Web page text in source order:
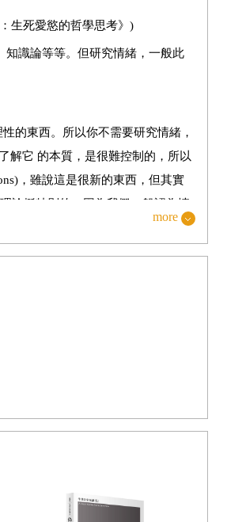
生死愛慾的哲學思考》)
知識論等等。但研究情緒，一般此
的東西。所以你不需要研究情緒，
解它 的本質，是很難控制的，所以
，雖說這是很新的東西，但其實
論挺特別的，因為我們一般認為情
。當你判斷自己遭逢危險時，你就
(綑綁式連結)活動，是 package，
只 要見到牠的斑紋，意識到這是
比例。他見到女性所謂紅杏出牆
資源)。於是情緒就變成一種打包
定名詞，其中一位心 理學家
記情緒背後包含的判斷。因為我
more